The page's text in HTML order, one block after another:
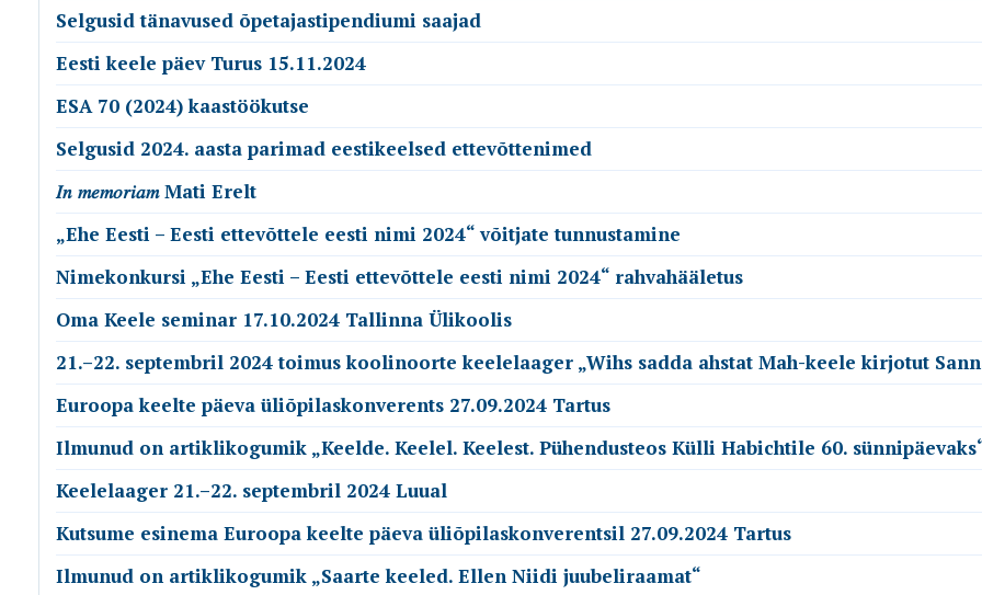
Selgusid tänavused õpetajastipendiumi saajad
Eesti keele päev Turus 15.11.2024
ESA 70 (2024) kaastöökutse
Selgusid 2024. aasta parimad eestikeelsed ettevõttenimed
𝐼𝑛 𝑚𝑒𝑚𝑜𝑟𝑖𝑎𝑚 Mati Erelt
„Ehe Eesti – Eesti ettevõttele eesti nimi 2024“ võitjate tunnustamine
Nimekonkursi „Ehe Eesti – Eesti ettevõttele eesti nimi 2024“ rahvahääletus
Oma Keele seminar 17.10.2024 Tallinna Ülikoolis
21.–22. septembril 2024 toimus koolinoorte keelelaager „Wihs sadda ahstat Mah-keele kirjotut
Euroopa keelte päeva üliõpilaskonverents 27.09.2024 Tartus
Ilmunud on artiklikogumik „Keelde. Keelel. Keelest. Pühendusteos Külli Habichtile 60.
Keelelaager 21.–22. septembril 2024 Luual
Kutsume esinema Euroopa keelte päeva üliõpilaskonverentsil 27.09.2024 Tartus
Ilmunud on artiklikogumik „Saarte keeled. Ellen Niidi juubeliraamat“